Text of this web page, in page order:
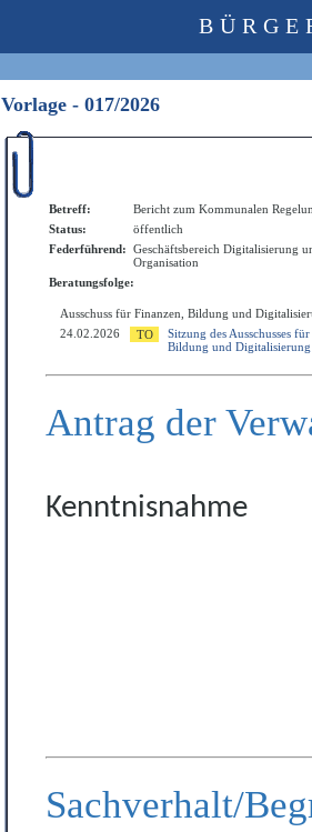
Vorlage - 017/2026
Betreff:
Bericht zum Kommunalen
Status:
öffentlich
Federführend: Geschäftsbereich Digitalisierung
Organisation
Beratungsfolge:
Ausschuss für Finanzen, Bildung und
24.02.2026
Sitzung des Ausschusses
Bildung und Digitalisierung
Antrag der
Kenntnisnahme
Sachverhalt/